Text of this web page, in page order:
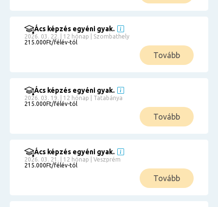
Ács képzés egyéni gyak.
2026. 03. 22. | 12 hónap | Szombathely
215.000Ft/félév-tól
Tovább
Ács képzés egyéni gyak.
2026. 03. 19. | 12 hónap | Tatabánya
215.000Ft/félév-tól
Tovább
Ács képzés egyéni gyak.
2026. 03. 21. | 12 hónap | Veszprém
215.000Ft/félév-tól
Tovább